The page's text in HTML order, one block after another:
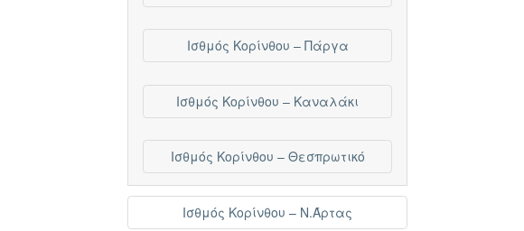
Ισθμός Κορίνθου – Πάργα
Ισθμός Κορίνθου – Καναλάκι
Ισθμός Κορίνθου – Θεσπρωτικό
Ισθμός Κορίνθου – Ν.Άρτας